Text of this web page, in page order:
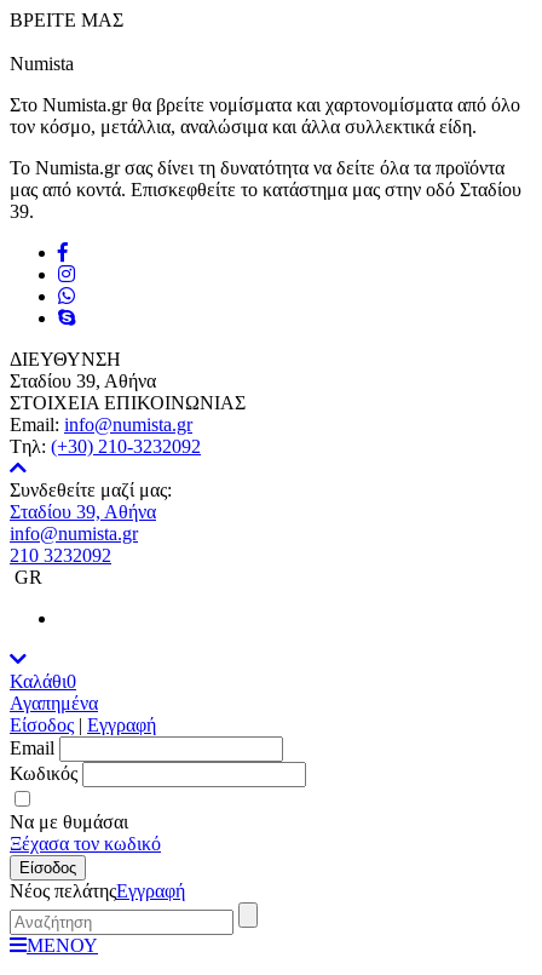
ΒΡΕΙΤΕ ΜΑΣ
Numista
Στο Numista.gr θα βρείτε νομίσματα και χαρτονομίσματα από όλο
τον κόσμο, μετάλλια, αναλώσιμα και άλλα συλλεκτικά είδη.
Το Numista.gr σας δίνει τη δυνατότητα να δείτε όλα τα προϊόντα
μας από κοντά. Επισκεφθείτε το κατάστημα μας στην οδό Σταδίου
39.
ΔΙΕΥΘΥΝΣΗ
Σταδίου 39, Αθήνα
ΣΤΟΙΧΕΙΑ ΕΠΙΚΟΙΝΩΝΙΑΣ
Email: info@numista.gr
Tηλ: (+30) 210-3232092
Συνδεθείτε μαζί μας:
Σταδίου 39, Αθήνα
info@numista.gr
210 3232092
GR
Καλάθι0
Αγαπημένα
Είσοδος | Εγγραφή
Εmail
Κωδικός
Να με θυμάσαι
Ξέχασα τον κωδικό
Είσοδος
Νέος πελάτηςΕγγραφή
ΜΕΝΟΥ